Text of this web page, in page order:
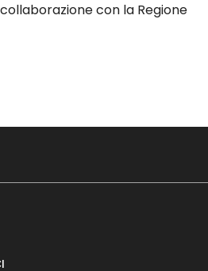
con la Regione